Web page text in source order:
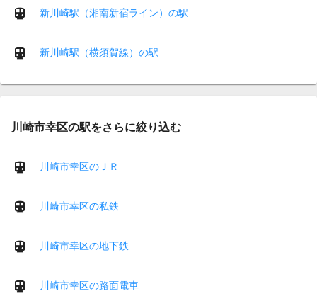
新川崎駅（湘南新宿ライン）の駅
新川崎駅（横須賀線）の駅
川崎市幸区の駅をさらに絞り込む
川崎市幸区のＪＲ
川崎市幸区の私鉄
川崎市幸区の地下鉄
川崎市幸区の路面電車